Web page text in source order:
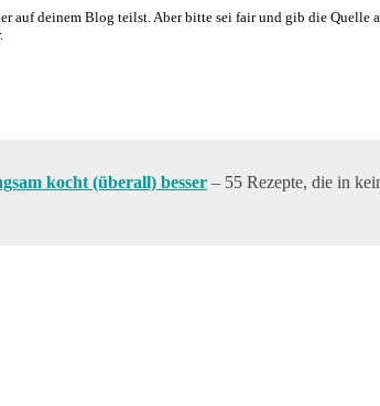
auf deinem Blog teilst. Aber bitte sei fair und gib die
kocht (überall) besser – 55 Rezepte, die in